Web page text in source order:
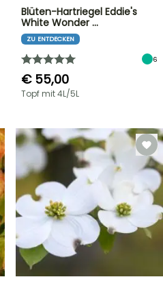
Blüten-Hartriegel Eddie's
White Wonder …
ZU ENTDECKEN
6
€ 55,00
Topf mit 4L/5L